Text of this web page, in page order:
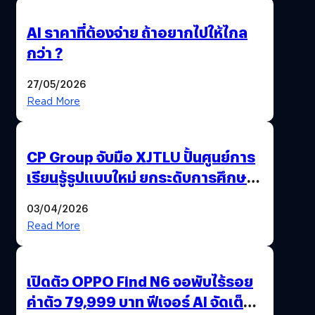
AI ราคาที่ต้องจ่าย ถ้าอยากไปให้ไกล
กว่า ?
27/05/2026
Read More
CP Group จับมือ XJTLU ปั้นศูนย์การ
เรียนรู้รูปแบบใหม่ ยกระดับการศึกษา
03/04/2026
Read More
เปิดตัว OPPO Find N6 จอพับไร้รอย
ค่าตัว 79,999 บาท ฟีเจอร์ AI จัดเต็ม